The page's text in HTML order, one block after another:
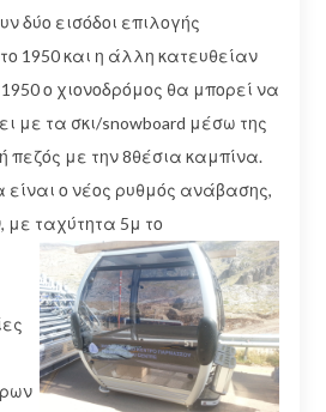
δύο εισόδοι επιλογής
1950 και η άλλη κατευθείαν
ο χιονοδρόμος θα μπορεί να
με τα σκι/snowboard μέσω της
πεζός με την 8θέσια καμπίνα.
ο νέος ρυθμός ανάβασης,
με ταχύτητα 5μ το